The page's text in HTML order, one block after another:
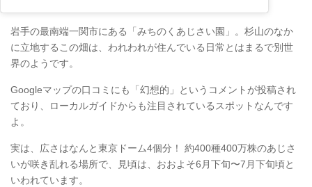
岩手の最南端一関市にある「みちのくあじさい園」。杉山のなか
に立地するこの畑は、われわれが住んでいる日常とはまるで別世
界のようです。
Googleマップの口コミにも「幻想的」というコメントが投稿され
ており、ローカルガイドからも注目されているスポットなんです
よ。
実は、広さはなんと東京ドーム4個分！ 約400種400万株のあじさ
いが咲き乱れる場所で、見頃は、おおよそ6月下旬〜7月下旬頃と
いわれています。